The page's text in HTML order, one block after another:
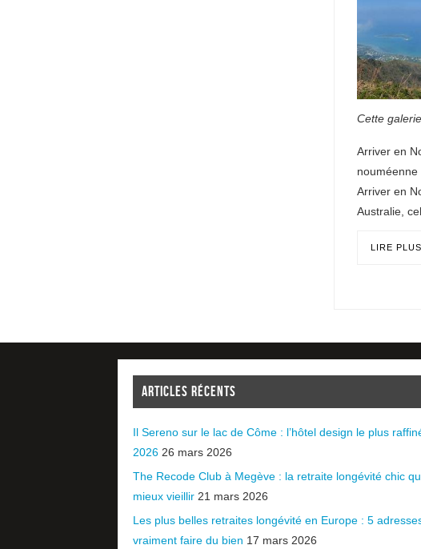
Cette
Arriver en
nouméenne
Arriver en
Australie,
LIRE PLUS
ARTICLES RÉCENTS
Il Sereno sur le lac de Côme : l’hôtel design le plus
2026 26 mars 2026
The Recode Club à Megève : la retraite longévité chic
mieux vieillir 21 mars 2026
Les plus belles retraites longévité en Europe : 5
vraiment faire du bien 17 mars 2026